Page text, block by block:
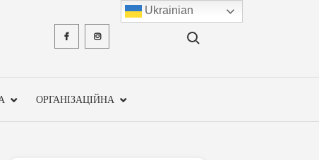
FacebookInstagram Search for:
ОРГАНІЗАЦІЙНА
Ukrainian